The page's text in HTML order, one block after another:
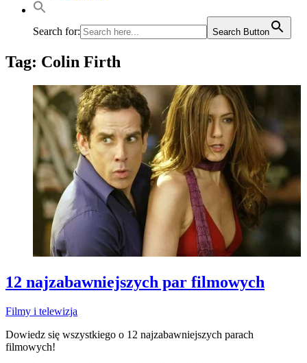
Search for: Search Button
Tag: Colin Firth
12 najzabawniejszych par filmowych
Filmy i telewizja
Dowiedz się wszystkiego o 12 najzabawniejszych parach
filmowych!